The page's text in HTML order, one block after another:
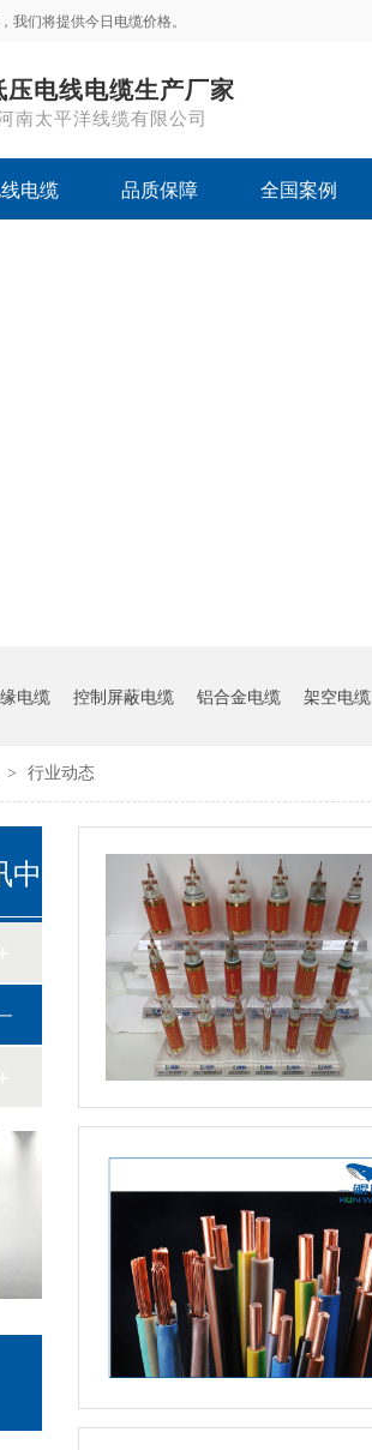
们将提供今日电缆价格。
压电线电缆生产厂家
太平洋线缆有限公司
电缆 品质保障 全国案例
电缆 控制屏蔽电缆 铝合金电缆 架空电缆
> 行业动态
中